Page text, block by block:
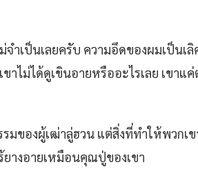
จำเป็นเลยครับ ความอึดของผมเป็นเ
าไม่ได้ดูเขินอายหรืออะไรเลย เขาแ
มของผู้เฒ่าลู่ฮวน แต่สิ่งที่ทำให้พวกเ
างอายเหมือนคุณปู่ของเขา